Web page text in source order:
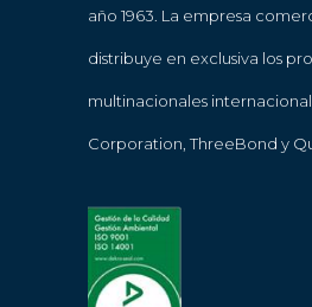
año 1963. La empresa
distribuye en exclusiva los
multinacionales
Corporation, ThreeBond y